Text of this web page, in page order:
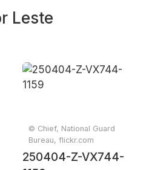
Leste
© Chief, National Guard
Bureau, flickr.com
250404-Z-VX744-